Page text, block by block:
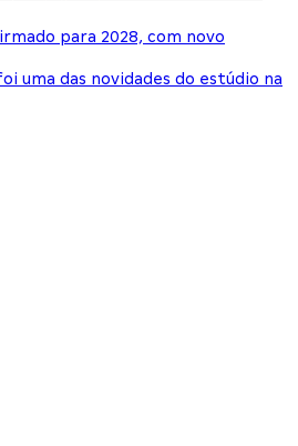
para 2028, com novo
uma das novidades do estúdio na